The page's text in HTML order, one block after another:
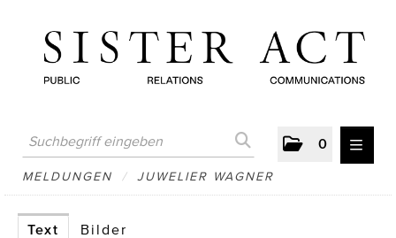
0
MELDUNGEN
AUSTRIAN PRESS DAY
MELDUNGEN / JUWELIER WAGNER
Text Bilder